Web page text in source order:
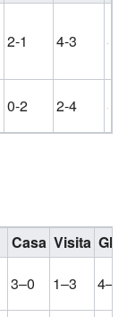
2-1 4-3
0-2 2-4
Casa Visita
3–0 1–3
4–3